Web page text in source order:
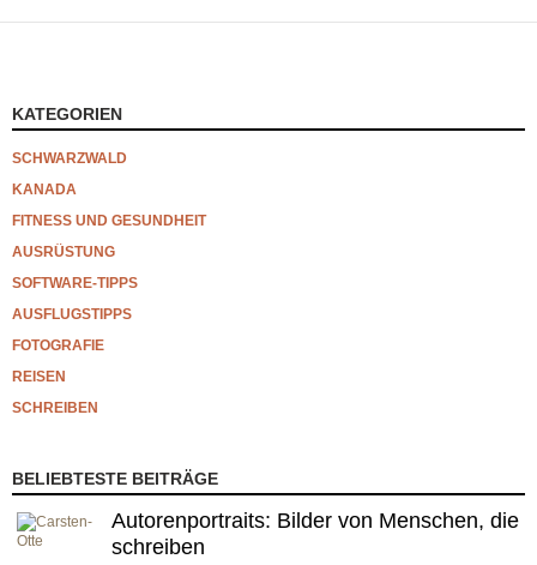
KATEGORIEN
SCHWARZWALD
KANADA
FITNESS UND GESUNDHEIT
AUSRÜSTUNG
SOFTWARE-TIPPS
AUSFLUGSTIPPS
FOTOGRAFIE
REISEN
SCHREIBEN
BELIEBTESTE BEITRÄGE
Autorenportraits: Bilder von Menschen, die
schreiben